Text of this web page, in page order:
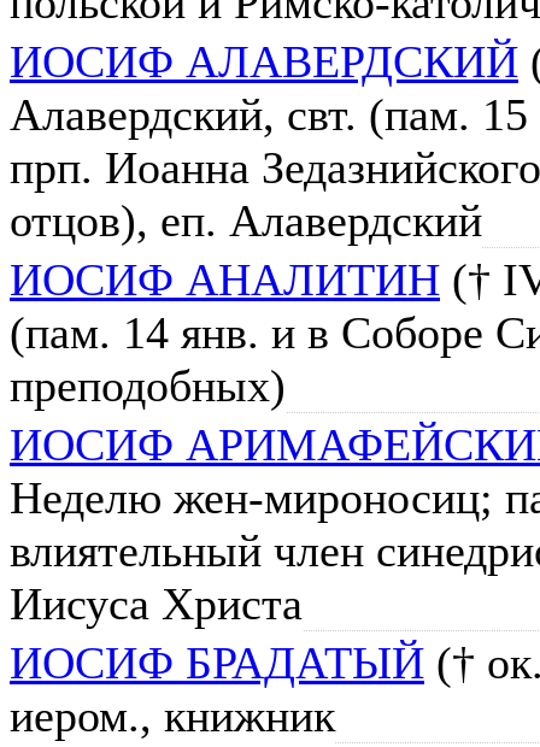
ИОСИФ АЛАВЕРДСКИЙ
Алавердский, свт. (пам.
прп. Иоанна
отцов), еп. Алавердский
ИОСИФ АНАЛИТИН (†
(пам. 14 янв. и в Соборе
преподобных)
ИОСИФ
Неделю жен-мироносиц;
влиятельный член
Иисуса Христа
ИОСИФ БРАДАТЫЙ (†
иером., книжник